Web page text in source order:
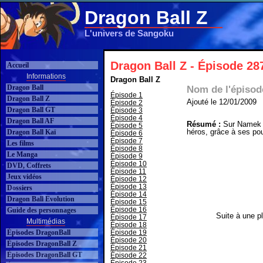
Dragon Ball Z
L'univers de Sangoku
Accueil
Informations
Dragon Ball
Dragon Ball Z
Dragon Ball GT
Dragon Ball AF
Dragon Ball Kaï
Les films
Le Manga
DVD, Coffrets
Jeux vidéos
Dossiers
Dragon Ball Evolution
Guide des personnages
Multimédias
Épisodes DragonBall
Épisodes DragonBall Z
Épisodes DragonBall GT
Dragon Ball Z - Épisode
Dragon Ball Z
Épisode 1
Épisode 2
Épisode 3
Épisode 4
Épisode 5
Épisode 6
Épisode 7
Épisode 8
Épisode 9
Épisode 10
Épisode 11
Épisode 12
Épisode 13
Épisode 14
Épisode 15
Épisode 16
Épisode 17
Épisode 18
Épisode 19
Épisode 20
Épisode 21
Épisode 22
Nom de
Ajouté le 12/01/2009
Résumé : Sur
héros, grâce à ses
Suite à une